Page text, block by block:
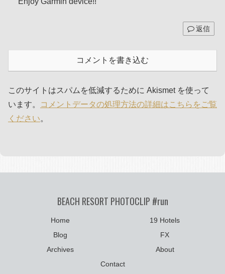
返信
コメントを書き込む
このサイトはスパムを低減するために Akismet を使って
います。
コメントデータの処理方法の詳細はこちらをご覧
ください。
BEACH RESORT PHOTOCLIP #run
Home
19 Hotels
Blog
FX
Archives
About
Contact